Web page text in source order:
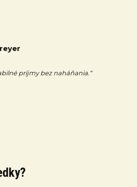
príjmy bez naháňania.“